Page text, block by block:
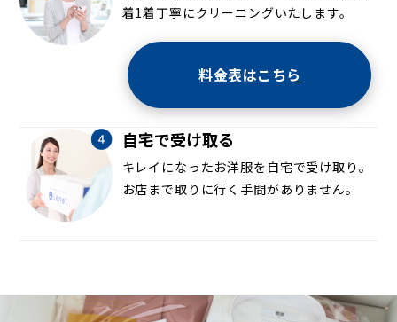
着1着丁寧にクリーニングいたします。
料金表はこちら
自宅で受け取る
キレイになったお洋服を自宅で受け取り。
お店まで取りに行く手間がありません。